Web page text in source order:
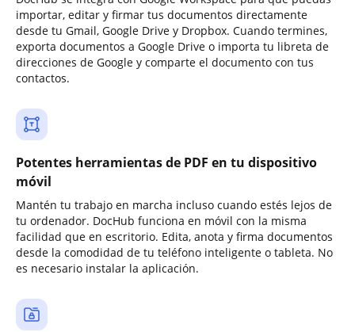
importar, editar y firmar tus documentos directamente
desde tu Gmail, Google Drive y Dropbox. Cuando termines,
exporta documentos a Google Drive o importa tu libreta de
direcciones de Google y comparte el documento con tus
contactos.
Potentes herramientas de PDF en tu dispositivo
móvil
Mantén tu trabajo en marcha incluso cuando estés lejos de
tu ordenador. DocHub funciona en móvil con la misma
facilidad que en escritorio. Edita, anota y firma documentos
desde la comodidad de tu teléfono inteligente o tableta. No
es necesario instalar la aplicación.